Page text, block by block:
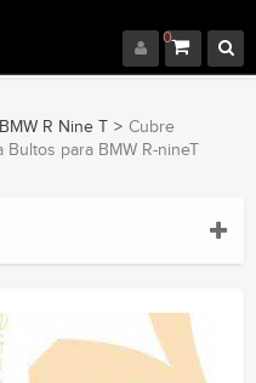
0
BMW R Nine T > Cubre
para BMW R-nineT